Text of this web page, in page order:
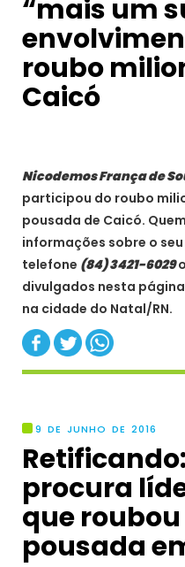
“mais um
roubo
Caicó
Nicodemos França de
participou do roubo
pousada de Caicó.
informações sobre o
telefone (84) 3421-6029
divulgados nesta
na cidade do Natal/RN.
9 DE JUNHO DE 2016
procura
que
pousada